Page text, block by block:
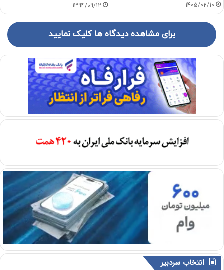
1405/02/10
1394/09/12
برای مشاهده دیدگاه ها کلیک نمایید
انتخاب سردبیر